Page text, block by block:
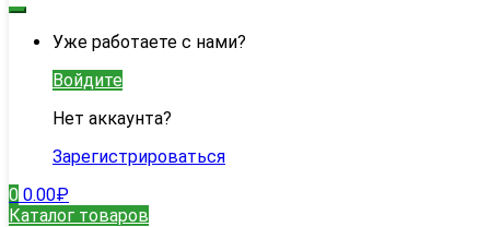
Уже работаете с нами?
Войдите
Нет аккаунта?
Зарегистрироваться
0 0.00₽
Каталог товаров